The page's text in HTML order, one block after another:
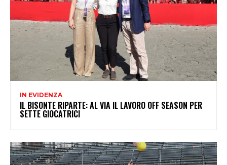
IN EVIDENZA
IL BISONTE RIPARTE: AL VIA IL LAVORO OFF SEASON PER
SETTE GIOCATRICI